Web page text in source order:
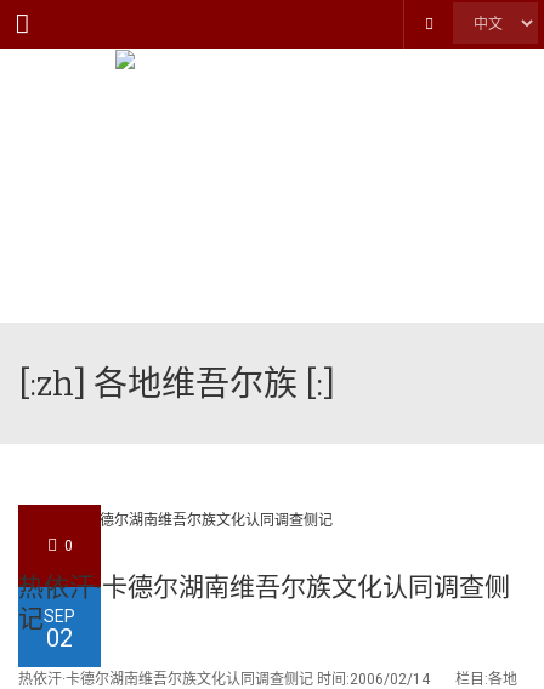
Menu
[:zh] 各地维吾尔族 [:]
0
SEP
02
热依汗·卡德尔湖南维吾尔族文化认同调查侧
记
热依汗·卡德尔湖南维吾尔族文化认同调查侧记 时间:2006/02/14 栏目:各地